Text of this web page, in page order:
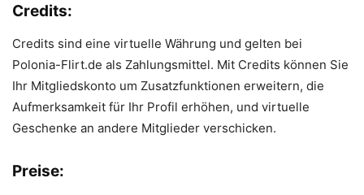
Credits:
Credits sind eine virtuelle Währung und gelten bei
Polonia-Flirt.de als Zahlungsmittel. Mit Credits können Sie
Ihr Mitgliedskonto um Zusatzfunktionen erweitern, die
Aufmerksamkeit für Ihr Profil erhöhen, und virtuelle
Geschenke an andere Mitglieder verschicken.
Preise: